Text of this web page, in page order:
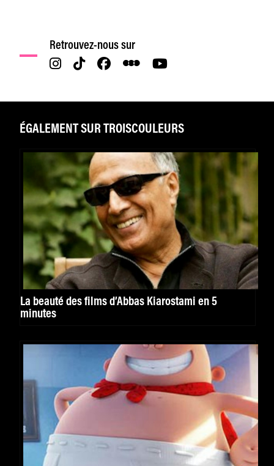
Retrouvez-nous sur
ÉGALEMENT SUR TROISCOULEURS
La beauté des films d’Abbas Kiarostami en 5
minutes